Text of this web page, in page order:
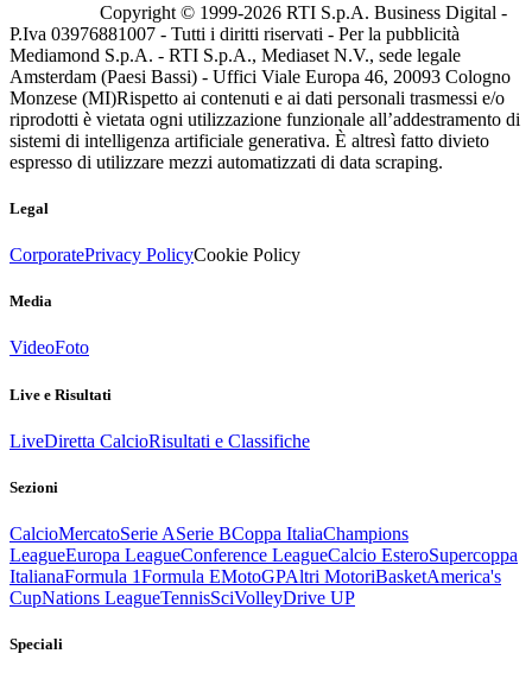
Copyright © 1999-2026 RTI S.p.A. Business Digital -
P.Iva 03976881007 - Tutti i diritti riservati - Per la pubblicità
Mediamond S.p.A. - RTI S.p.A., Mediaset N.V., sede legale
Amsterdam (Paesi Bassi) - Uffici Viale Europa 46, 20093 Cologno
Monzese (MI)Rispetto ai contenuti e ai dati personali trasmessi e/o
riprodotti è vietata ogni utilizzazione funzionale all’addestramento di
sistemi di intelligenza artificiale generativa. È altresì fatto divieto
espresso di utilizzare mezzi automatizzati di data scraping.
Legal
CorporatePrivacy PolicyCookie Policy
Media
VideoFoto
Live e Risultati
LiveDiretta CalcioRisultati e Classifiche
Sezioni
CalcioMercatoSerie ASerie BCoppa ItaliaChampions
LeagueEuropa LeagueConference LeagueCalcio EsteroSupercoppa
ItalianaFormula 1Formula EMotoGPAltri MotoriBasketAmerica's
CupNations LeagueTennisSciVolleyDrive UP
Speciali